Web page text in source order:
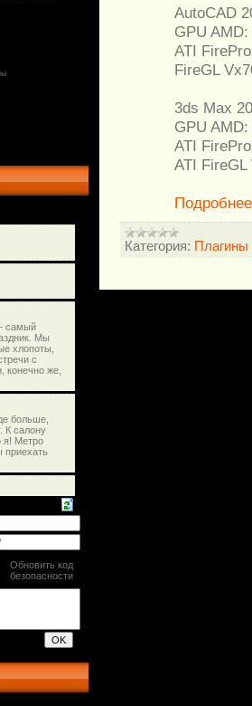
AutoCAD
GPU AMD:
ATI
FireGL
3ds Max
GPU AMD:
ATI
ATI
Категория: Плагины